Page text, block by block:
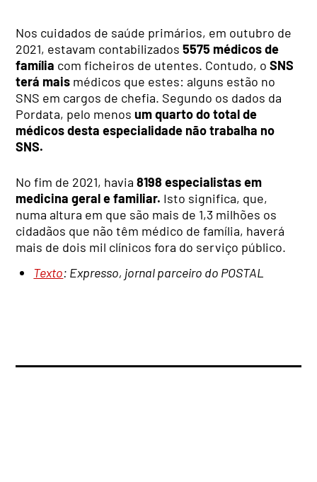
Nos cuidados de saúde primários, em outubro de
2021, estavam contabilizados5575 médicos de
família com ficheiros de utentes. Contudo, oSNS
terá mais médicos que estes: alguns estão no
SNS em cargos de chefia. Segundo os dados da
Pordata, pelo menosum quarto do total de
médicos desta especialidade não trabalha no
SNS.
No fim de 2021, havia8198 especialistas em
medicina geral e familiar. Isto significa, que,
numa altura em que são mais de 1,3 milhões os
cidadãos que não têm médico de família, haverá
mais de dois mil clínicos fora do serviço público.
Texto: Expresso, jornal parceiro do POSTAL